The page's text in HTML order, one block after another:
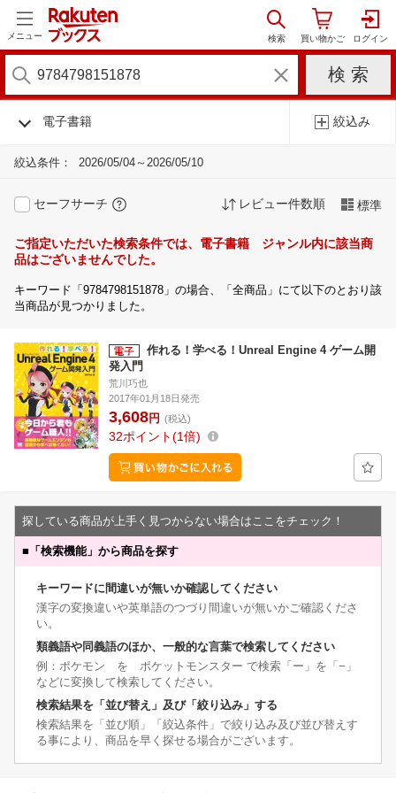
メニュー
電子書籍 絞込み
絞込条件： 2026/05/04～2026/05/10
セーフサーチ レビュー件数順 標準
ご指定いただいた検索条件では、電子書籍 ジャンル内に該当商
品はございませんでした。
キーワード「9784798151878」の場合、「全商品」にて以下のとおり該
当商品が見つかりました。
作れる！学べる！Unreal Engine 4 ゲーム開
発入門
荒川巧也
2017年01月18日発売
3,608円 (税込)
32ポイント 1倍
探している商品が上手く見つからない場合はここをチェック！
■ 「検索機能」から商品を探す
キーワードに間違いが無いか確認してください
漢字の変換違いや英単語のつづり間違いが無いかご確認くださ
い。
類義語や同義語のほか、一般的な言葉で検索してください
例：ポケモン を ポケットモンスター で検索「ー」を「−」
などに変換して検索してください。
検索結果を「並び替え」及び「絞り込み」する
検索結果を「並び順」「絞込条件」で絞り込み及び並び替えす
る事により、商品を早く探せる場合がございます。